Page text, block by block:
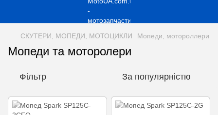
СКУТЕРИ, МОПЕДИ, МОТОЦИКЛИ Мопеди, мотороллери
Мопеди та моторолери
Фільтр За популярністю